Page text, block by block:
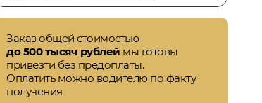
Заказ общей стоимостью
до 500 тысяч рублей мы готовы
привезти без предоплаты.
Оплатить можно водителю по факту
получения